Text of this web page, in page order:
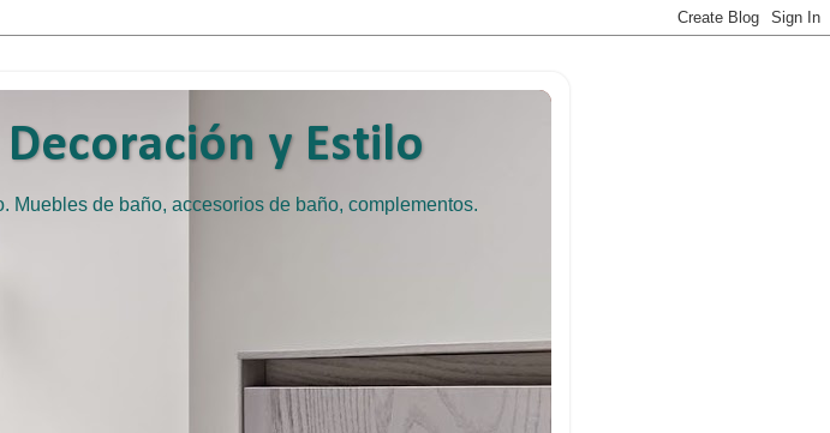
Decoración y Estilo
de baño, accesorios de baño, complementos.